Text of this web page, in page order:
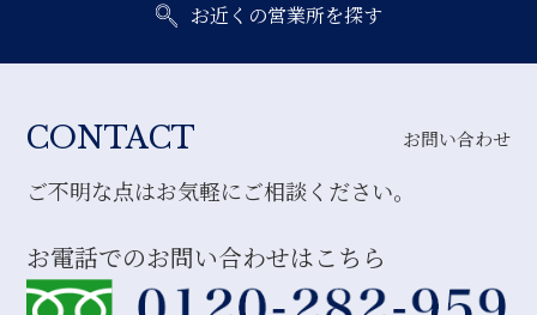
お近くの営業所を探す
CONTACT お問い合わせ
ご不明な点はお気軽にご相談ください。
お電話でのお問い合わせはこちら